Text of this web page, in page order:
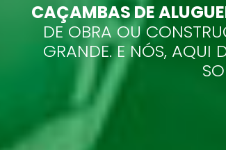
CAÇAMBAS DE
DE OBRA OU
GRANDE. E NÓS, AQUI